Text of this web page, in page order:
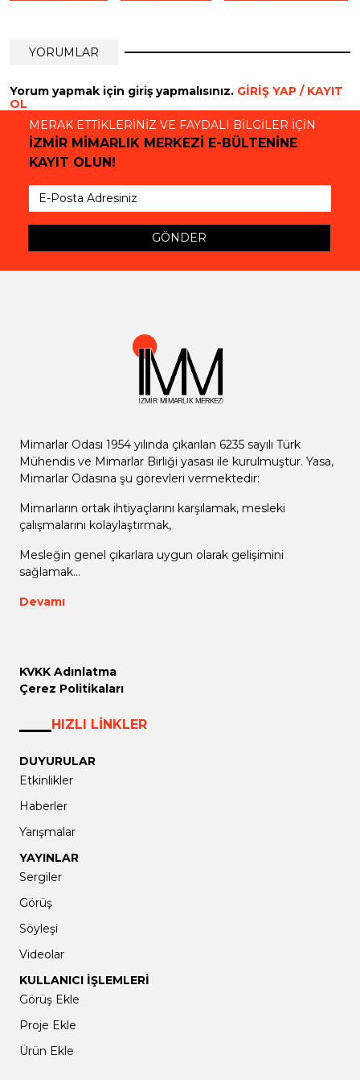
YORUMLAR
Yorum yapmak için giriş yapmalısınız. GİRİŞ YAP / KAYIT
OL
MERAK ETTİKLERİNİZ VE FAYDALI BİLGİLER İÇİN
İZMİR MİMARLIK MERKEZİ E-BÜLTENİNE
KAYIT OLUN!
GÖNDER
Mimarlar Odası 1954 yılında çıkarılan 6235 sayılı Türk
Mühendis ve Mimarlar Birliği yasası ile kurulmuştur. Yasa,
Mimarlar Odasına şu görevleri vermektedir:
Mimarların ortak ihtiyaçlarını karşılamak, mesleki
çalışmalarını kolaylaştırmak,
Mesleğin genel çıkarlara uygun olarak gelişimini
sağlamak...
Devamı
KVKK Adınlatma
Çerez Politikaları
HIZLI LİNKLER
DUYURULAR
Etkinlikler
Haberler
Yarışmalar
YAYINLAR
Sergiler
Görüş
Söyleşi
Videolar
KULLANICI İŞLEMLERİ
Görüş Ekle
Proje Ekle
Ürün Ekle